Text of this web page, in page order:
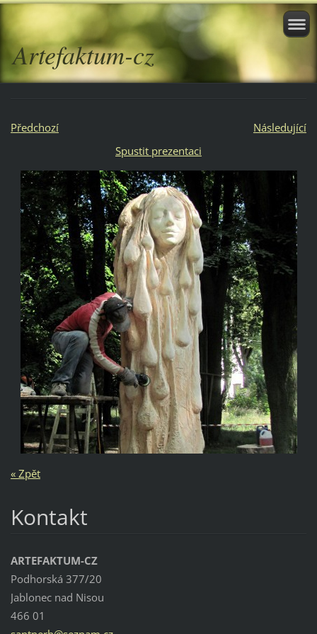
Artefaktum-cz
Předchozí
Následující
Spustit prezentaci
« Zpět
Kontakt
ARTEFAKTUM-CZ
Podhorská 377/20
Jablonec nad Nisou
466 01